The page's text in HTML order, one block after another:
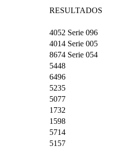
RESULTADOS
4052 Serie 096
4014 Serie 005
8674 Serie 054
5448
6496
5235
5077
1732
1598
5714
5157